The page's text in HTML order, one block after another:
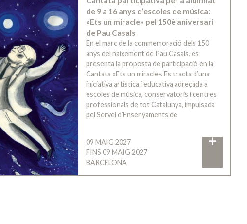
de 9 a 16 anys d’escoles de música:
«Ets un miracle» pel 150è aniversari
de Pau Casals
En el marc de la commemoració dels 150
anys del naixement de Pau Casals, es
presenta la proposta de participació en la
Cantata «Ets un miracle». Es tracta d’una
iniciativa artística i educativa adreçada a
escoles de música, conservatoris i centres
professionals de tot Catalunya, impulsada
pel Servei d’Ensenyaments de
09 MAIG 2027
FINS 09 MAIG 2027
BARCELONA